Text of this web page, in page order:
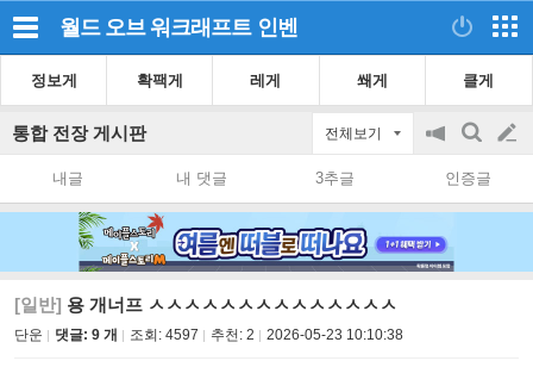
월드 오브 워크래프트 인벤
정보게 확팩게 레게 쐐게 클게
통합 전장 게시판 전체보기
공
on/off
검
색
글
쓰
내글 내 댓글 3추글 인증글
[일반] 용 개너프 ㅅㅅㅅㅅㅅㅅㅅㅅㅅㅅㅅㅅㅅㅅ
단운 댓글: 9 개 조회: 4597 추천: 2 2026-05-23 10:10:38